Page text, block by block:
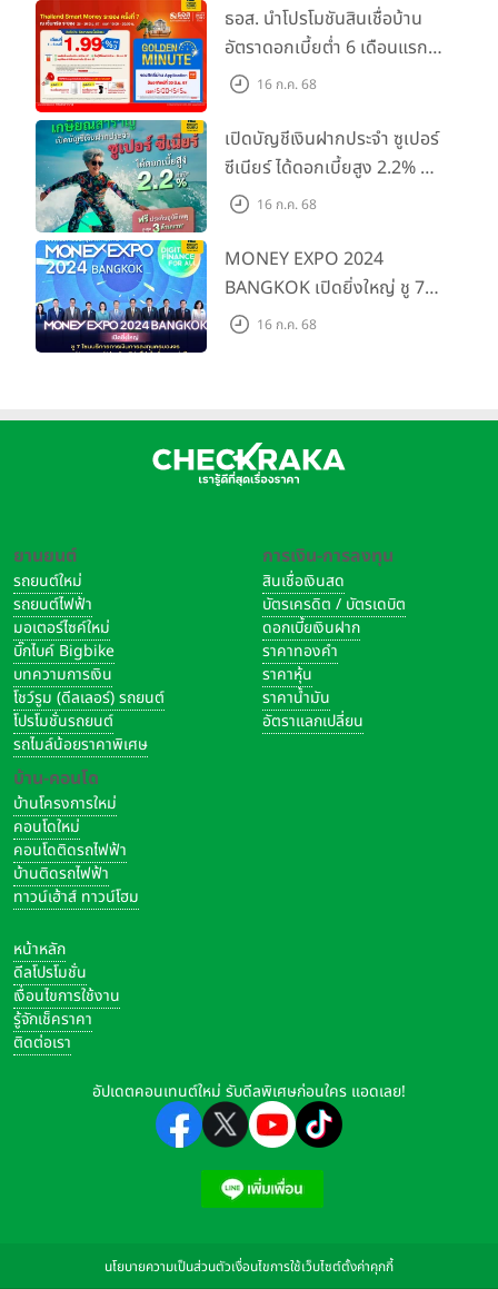
ประกอบการ SME ไทย
ธอส. นำโปรโมชันสินเชื่อบ้าน
อัตราดอกเบี้ยต่ำ 6 เดือนแรก
เพียง 1.99% ต่อปี ร่วมงาน
ระยอง ครั้งที่ 7" ระหว่างวันที่
28 - 30 มิ.ย. 2567
16 ก.ค. 68
เปิดบัญชีเงินฝากประจำ ซูเปอร์
ซีเนียร์ ได้ดอกเบี้ยสูง 2.2% ต่อ
ปี ฟรีประกันอุบัติเหตุ สูงสุด 3
16 ก.ค. 68
MONEY EXPO 2024
BANGKOK เปิดยิ่งใหญ่ ชู 7
โซนบริการการเงินการลงทุน
16 ก.ค. 68
ยานยนต์
รถยนต์ใหม่
รถยนต์ไฟฟ้า
มอเตอร์ไซค์ใหม่
บิ๊กไบค์ Bigbike
บทความการเงิน
โชว์รูม (ดีลเลอร์) รถยนต์
โปรโมชั่นรถยนต์
รถไมล์น้อยราคาพิเศษ
บ้าน-คอนโด
บ้านโครงการใหม่
คอนโดใหม่
คอนโดติดรถไฟฟ้า
บ้านติดรถไฟฟ้า
ทาวน์เฮ้าส์ ทาวน์โฮม
การเงิน-การลงทุน
สินเชื่อเงินสด
บัตรเครดิต / บัตรเดบิต
ดอกเบี้ยเงินฝาก
ราคาทองคำ
ราคาหุ้น
ราคาน้ำมัน
อัตราแลกเปลี่ยน
หน้าหลัก
ดีลโปรโมชั่น
เงื่อนไขการใช้งาน
รู้จักเช็คราคา
ติดต่อเรา
อัปเดตคอนเทนต์ใหม่ รับดีลพิเศษก่อนใคร แอดเลย!
นโยบายความเป็นส่วนตัวเงื่อนไขการใช้เว็บไซต์ตั้งค่าคุกกี้